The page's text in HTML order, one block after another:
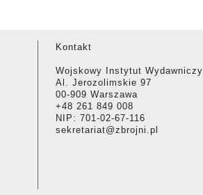
Kontakt
Wojskowy Instytut Wydawniczy
Al. Jerozolimskie 97
00-909 Warszawa
+48 261 849 008
NIP: 701-02-67-116
sekretariat@zbrojni.pl